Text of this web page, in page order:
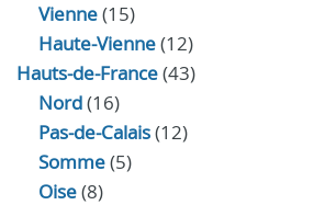
Vienne(15)
Haute-Vienne(12)
Hauts-de-France(43)
Nord(16)
Pas-de-Calais(12)
Somme(5)
Oise(8)